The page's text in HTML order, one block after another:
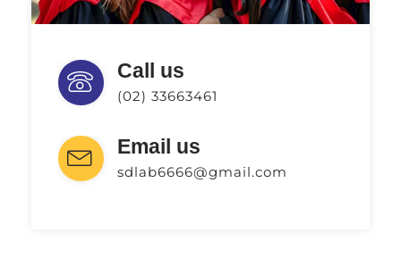
Call us
(02) 33663461
Email us
sdlab6666@gmail.com